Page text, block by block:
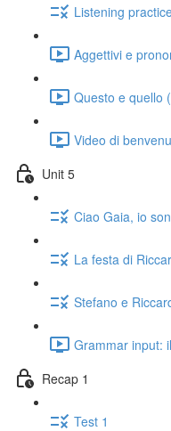
Listening
Aggettivi e
Questo e quello
Video di
Unit 5
Ciao Gaia, io
La festa di
Stefano e
Grammar input:
Recap 1
Test 1